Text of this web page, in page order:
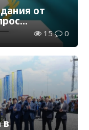
от
15 0
в